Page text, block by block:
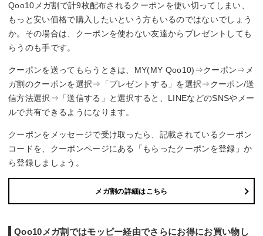
Qoo10メガ割で計9枚配布されるクーポンを使い切ってしまい、
もっと安い価格で購入したいという方もいるのではないでしょう
か。その場合は、クーポンを使わない友達からプレゼントしても
らうのも手です。
クーポンを送ってもらうときは、MY(MY Qoo10)⇒クーポン⇒メ
ガ割のクーポンを選択⇒「プレゼントする」を選択⇒クーポン/送
信方法選択⇒「送信する」と選択すると、LINEなどのSNSやメー
ルで共有できるようになります。
クーポンをメッセージで受け取ったら、記載されているクーポン
コードを、クーポンページにある「もらったクーポンを登録」か
ら登録しましょう。
メガ割の詳細はこちら
Qoo10メガ割ではモッピー経由でさらにお得にお買い物し